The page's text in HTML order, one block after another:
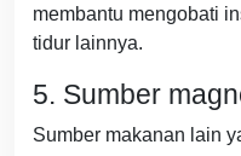
membantu mengobati
tidur lainnya.
5. Sumber
Sumber makanan lain